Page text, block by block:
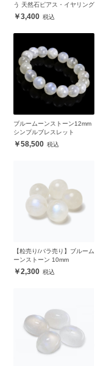
う 天然石ピアス・イヤリング
3,400
ブルームーンストーン12mm
シンプルブレスレット
58,500
【粒売り/バラ売り】ブルーム
ーンストーン 10mm
2,300